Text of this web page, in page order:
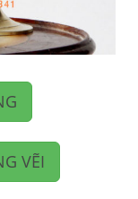
VẼI